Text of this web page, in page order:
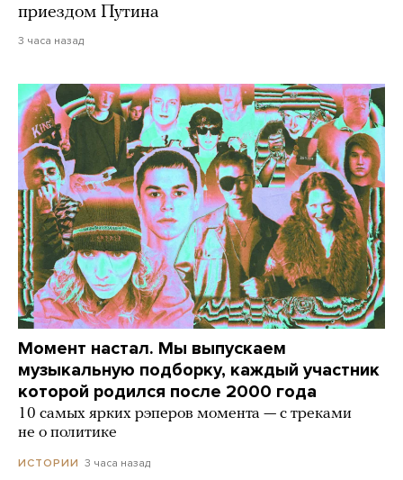
приездом Путина
3 часа назад
Момент настал. Мы выпускаем
музыкальную подборку, каждый участник
которой родился после 2000 года
10 самых ярких рэперов момента — с треками
не о политике
ИСТОРИИ 3 часа назад